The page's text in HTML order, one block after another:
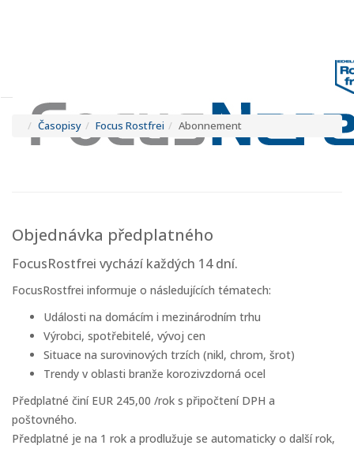
Časopisy Focus Rostfrei Abonnement
Objednávka předplatného
FocusRostfrei vychází každých 14 dní.
FocusRostfrei informuje o následujících tématech:
Události na domácím i mezinárodním trhu
Výrobci, spotřebitelé, vývoj cen
Situace na surovinových trzích (nikl, chrom, šrot)
Trendy v oblasti branže korozivzdorná ocel
Předplatné činí EUR 245,00 /rok s připočtení DPH a
poštovného.
Předplatné je na 1 rok a prodlužuje se automaticky o další rok,